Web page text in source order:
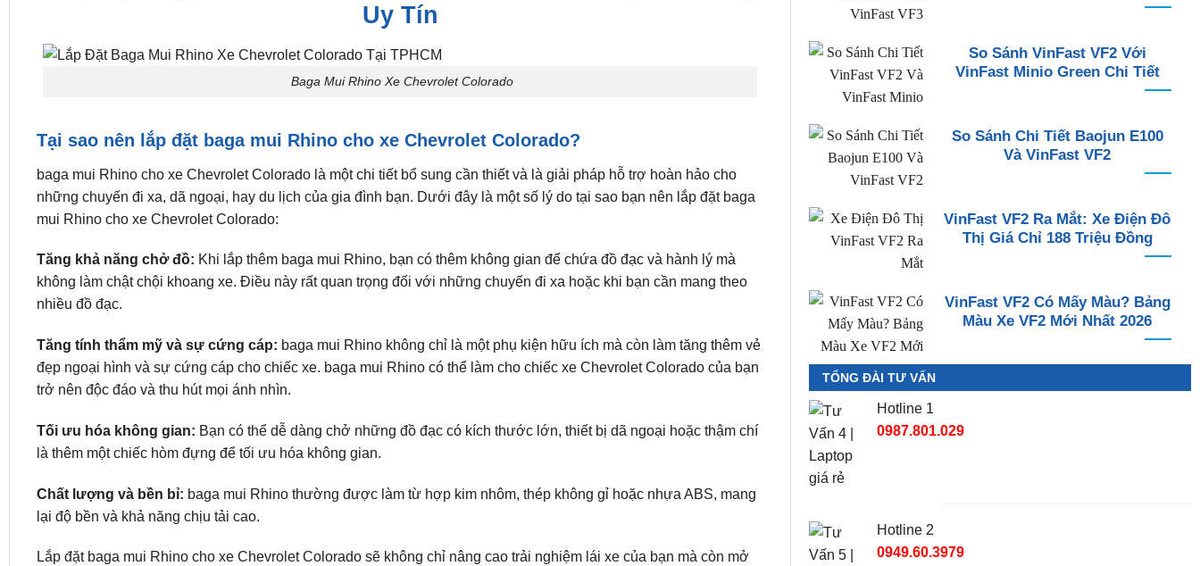
Uy Tín
Baga Mui Rhino Xe Chevrolet Colorado
Tại sao nên lắp đặt baga mui Rhino cho xe Chevrolet Colorado?
baga mui Rhino cho xe Chevrolet Colorado là một chi tiết bổ sung cần thiết và là giải pháp hỗ trợ hoàn hảo cho
những chuyến đi xa, dã ngoại, hay du lịch của gia đình bạn. Dưới đây là một số lý do tại sao bạn nên lắp đặt baga
mui Rhino cho xe Chevrolet Colorado:
Tăng khả năng chở đồ: Khi lắp thêm baga mui Rhino, bạn có thêm không gian để chứa đồ đạc và hành lý mà
không làm chật chội khoang xe. Điều này rất quan trọng đối với những chuyến đi xa hoặc khi bạn cần mang theo
nhiều đồ đạc.
Tăng tính thẩm mỹ và sự cứng cáp: baga mui Rhino không chỉ là một phụ kiện hữu ích mà còn làm tăng thêm vẻ
đẹp ngoại hình và sự cứng cáp cho chiếc xe. baga mui Rhino có thể làm cho chiếc xe Chevrolet Colorado của bạn
trở nên độc đáo và thu hút mọi ánh nhìn.
Tối ưu hóa không gian: Bạn có thể dễ dàng chở những đồ đạc có kích thước lớn, thiết bị dã ngoại hoặc thậm chí
là thêm một chiếc hòm đựng để tối ưu hóa không gian.
Chất lượng và bền bỉ: baga mui Rhino thường được làm từ hợp kim nhôm, thép không gỉ hoặc nhựa ABS, mang
lại độ bền và khả năng chịu tải cao.
Lắp đặt baga mui Rhino cho xe Chevrolet Colorado sẽ không chỉ nâng cao trải nghiệm lái xe của bạn mà còn mở
So Sánh VinFast VF2 Với
VinFast Minio Green Chi Tiết
So Sánh Chi Tiết Baojun E100
Và VinFast VF2
VinFast VF2 Ra Mắt: Xe Điện Đô
Thị Giá Chỉ 188 Triệu Đồng
VinFast VF2 Có Mấy Màu? Bảng
Màu Xe VF2 Mới Nhất 2026
TỔNG ĐÀI TƯ VẤN
Hotline 1
0987.801.029
Hotline 2
0949.60.3979